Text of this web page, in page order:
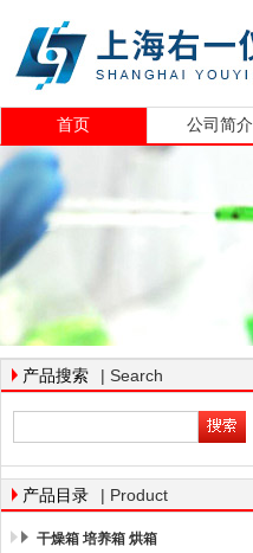
首页 公司简介
产品搜索 | Search
产品目录 | Product
干燥箱 培养箱 烘箱